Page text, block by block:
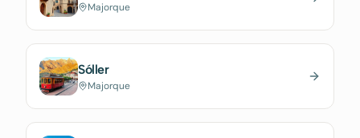
Majorque
Sóller
Majorque